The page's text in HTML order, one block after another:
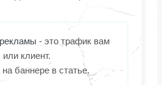
- это трафик вам
или клиент.
баннере в статье.